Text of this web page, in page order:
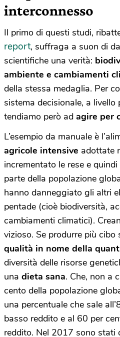
interconnesso
Il primo di questi studi,
report, suffraga a suon di
scientifiche una verità:
ambiente e cambiamenti
della stessa medaglia. Per
sistema decisionale, a livello
tendiamo però ad agire per
L’esempio da manuale è
agricole intensive adottate
incrementato le rese e
parte della popolazione
hanno danneggiato gli altri
pentade (cioè biodiversità,
cambiamenti climatici).
vizioso. Se produrre più cibo
qualità in nome della
diversità delle risorse
una dieta sana. Che, non a
cento della popolazione
una percentuale che sale
basso reddito e al 60 per
reddito. Nel 2017 sono stati